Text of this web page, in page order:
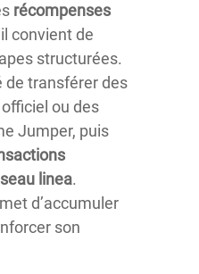
récompenses
il convient de
structurées.
de transférer des
ou des
Jumper, puis
linea.
d’accumuler
son